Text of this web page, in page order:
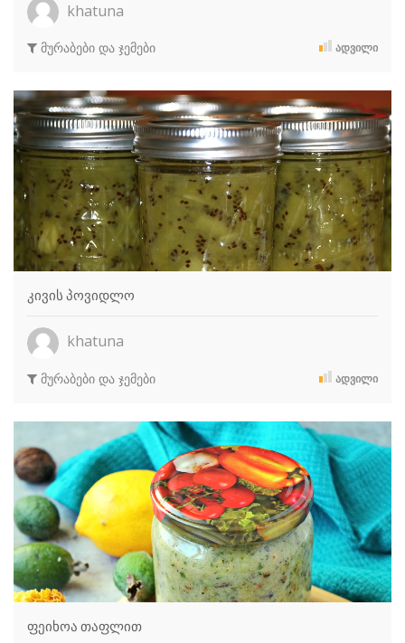
khatuna
მურაბები და ჯემები ᲐᲓᲕᲘᲚᲘ
კივის პოვიდლო
khatuna
მურაბები და ჯემები ᲐᲓᲕᲘᲚᲘ
ფეიხოა თაფლით